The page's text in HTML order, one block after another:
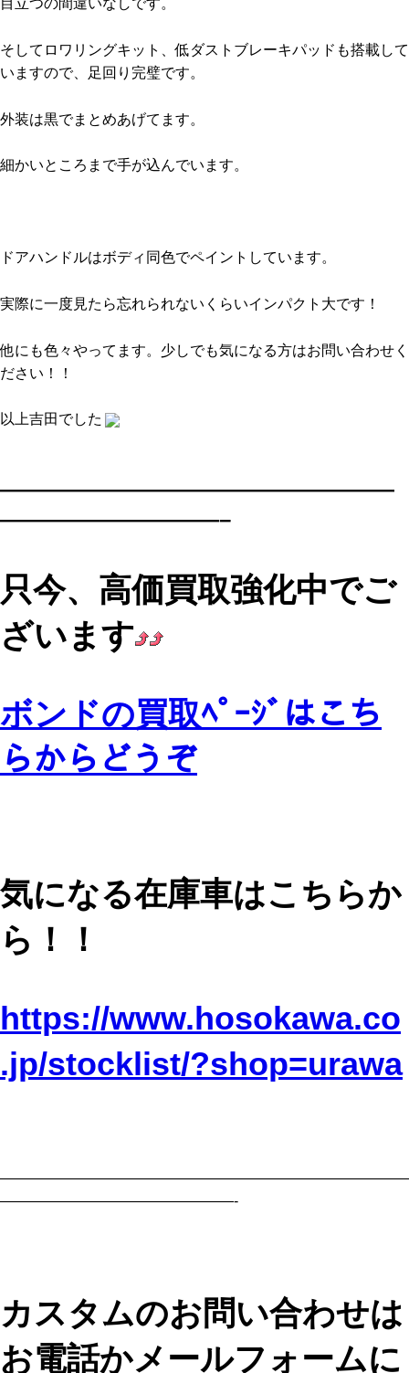
目立つの間違いなしです。
そしてロワリングキット、低ダストブレーキパッドも搭載して
いますので、足回り完璧です。
外装は黒でまとめあげてます。
細かいところまで手が込んでいます。
ドアハンドルはボディ同色でペイントしています。
実際に一度見たら忘れられないくらいインパクト大です！
他にも色々やってます。少しでも気になる方はお問い合わせく
ださい！！
以上吉田でした
——————————————————
——————————–
只今、高価買取強化中でご
ざいます
ボンドの買取ﾍﾟｰｼﾞはこち
らからどうぞ
気になる在庫車はこちらか
ら！！
https://www.hosokawa.co
.jp/stocklist/?shop=urawa
————————————————————————————
————————————————-
カスタムのお問い合わせは
お電話かメールフォームに